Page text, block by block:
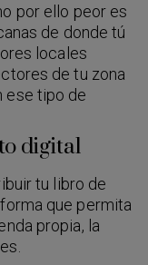
por ello peor es
de donde tú
locales
de tu zona
ese tipo de
digital
tu libro de
que permita
propia, la